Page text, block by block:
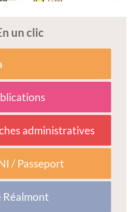
un clic
administratives
/ Passeport
Réalmont